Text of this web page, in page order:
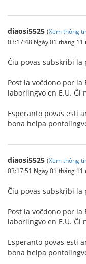
diaosi5525 (Xem thông
03:17:48 Ngày 01 tháng 11
Ĉiu povas subskribi la
Post la voĉdono por
laborlingvo en E.U. Ĝi
Esperanto povas esti
bona helpa
diaosi5525 (Xem thông
03:17:51 Ngày 01 tháng 11
Ĉiu povas subskribi la
Post la voĉdono por
laborlingvo en E.U. Ĝi
Esperanto povas esti
bona helpa